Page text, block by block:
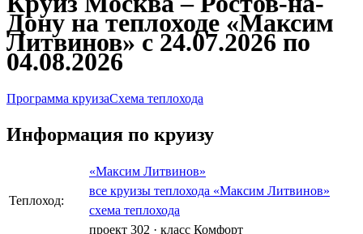
Дону на теплоходе «Максим
Литвинов» с 24.07.2026 по
04.08.2026
Программа круизаСхема теплохода
Информация по круизу
Теплоход:
«Максим Литвинов»
все круизы теплохода «Максим Литвинов»
схема теплохода
проект 302 · класс Комфорт